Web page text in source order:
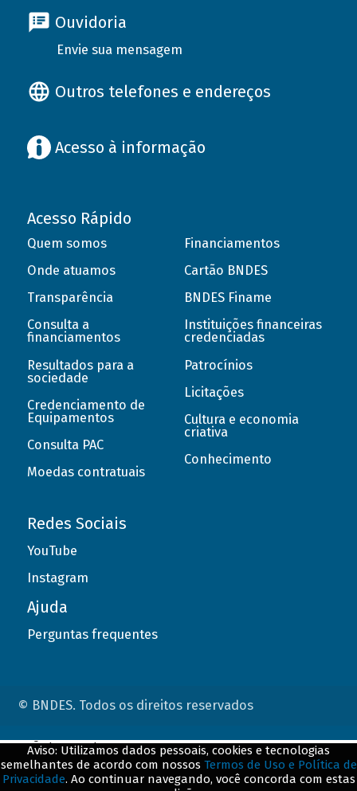
Ouvidoria
Envie sua mensagem
Outros telefones e endereços
Acesso à informação
Acesso Rápido
Quem somos
Onde atuamos
Transparência
Consulta a
financiamentos
Resultados para a
sociedade
Credenciamento de
Equipamentos
Consulta PAC
Moedas contratuais
Financiamentos
Cartão BNDES
BNDES Finame
Instituições financeiras
credenciadas
Patrocínios
Licitações
Cultura e economia
criativa
Conhecimento
Redes Sociais
YouTube
Instagram
Ajuda
Perguntas frequentes
© BNDES. Todos os direitos reservados
Aviso: Utilizamos dados pessoais, cookies e tecnologias
semelhantes de acordo com nossos Termos de Uso e Política de
Privacidade. Ao continuar navegando, você concorda com estas
ConteÃºdo complementar
${title}${badge}